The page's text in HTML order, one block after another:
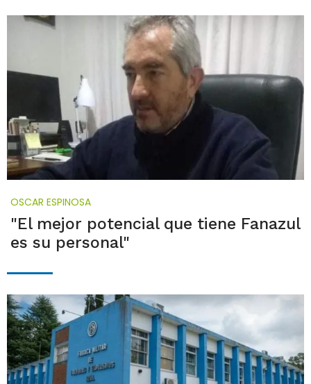
OSCAR ESPINOSA
"El mejor potencial que tiene Fanazul
es su personal"